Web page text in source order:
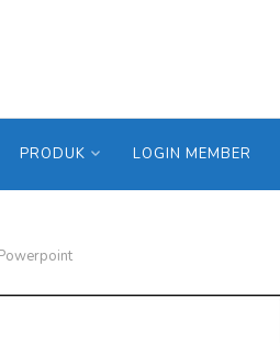
PRODUK LOGIN MEMBER